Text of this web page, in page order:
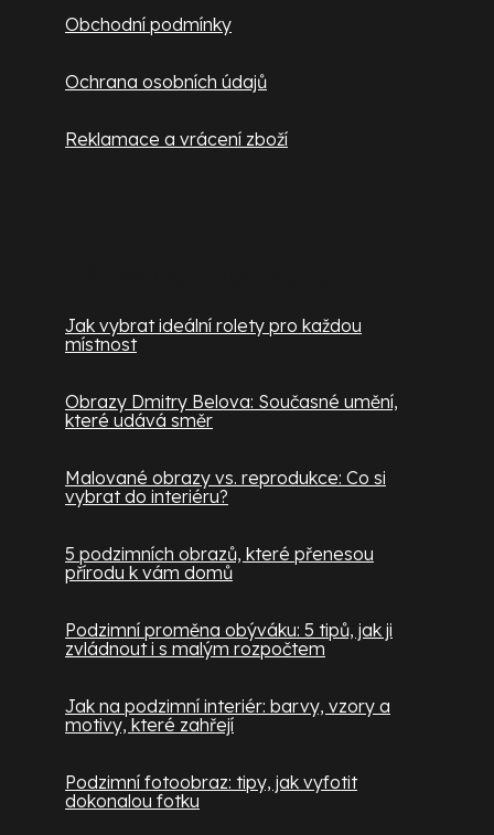
Obchodní podmínky
Ochrana osobních údajů
Reklamace a vrácení zboží
Jak vybrat ideální rolety pro každou
místnost
Obrazy Dmitry Belova: Současné umění,
které udává směr
Malované obrazy vs. reprodukce: Co si
vybrat do interiéru?
5 podzimních obrazů, které přenesou
přírodu k vám domů
Podzimní proměna obýváku: 5 tipů, jak ji
zvládnout i s malým rozpočtem
Jak na podzimní interiér: barvy, vzory a
motivy, které zahřejí
Podzimní fotoobraz: tipy, jak vyfotit
dokonalou fotku